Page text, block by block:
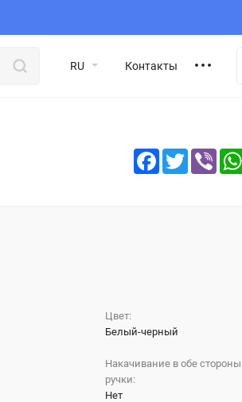
RU Контакты
Facebook
Twitter
Цвет:
Белый-черный
Накачивание в обе
ручки:
Нет